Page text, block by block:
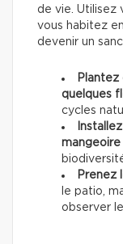
de vie. Utilisez
vous habitez
devenir un
Plantez
quelques
cycles
mangeoire
Prenez
le patio,
observer